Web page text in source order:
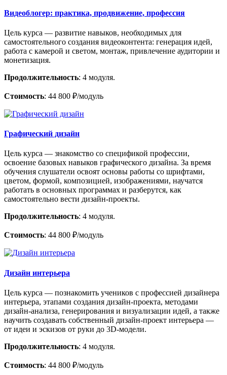
Видеоблогер: практика, продвижение, профессия
Цель курса — развитие навыков, необходимых для
самостоятельного создания видеоконтента: генерация идей,
работа с камерой и светом, монтаж, привлечение аудитории и
монетизация.
Продолжительность: 4 модуля.
Стоимость: 44 800 ₽/модуль
Графический дизайн
Цель курса — знакомство со спецификой профессии,
освоение базовых навыков графического дизайна. За время
обучения слушатели освоят основы работы со шрифтами,
цветом, формой, композицией, изображениями, научатся
работать в основных программах и разберутся, как
самостоятельно вести дизайн-проекты.
Продолжительность: 4 модуля.
Стоимость: 44 800 ₽/модуль
Дизайн интерьера
Цель курса — познакомить учеников с профессией дизайнера
интерьера, этапами создания дизайн-проекта, методами
дизайн-анализа, генерирования и визуализации идей, а также
научить создавать собственный дизайн-проект интерьера —
от идеи и эскизов от руки до 3D-модели.
Продолжительность: 4 модуля.
Стоимость: 44 800 ₽/модуль